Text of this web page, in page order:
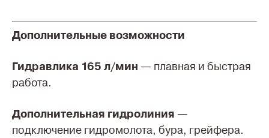
Дополнительные возможности
Гидравлика 165 л/мин — плавная и быстрая
работа.
Дополнительная гидролиния —
подключение гидромолота, бура, грейфера.